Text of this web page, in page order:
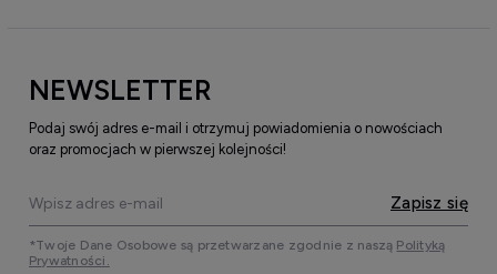
NEWSLETTER
Podaj swój adres e-mail i otrzymuj powiadomienia o nowościach
oraz promocjach w pierwszej kolejności!
Zapisz się
*Twoje Dane Osobowe są przetwarzane zgodnie z naszą Polityką
Prywatności.